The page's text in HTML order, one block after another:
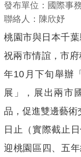
訊
錄
業
務
訊
民
服
發布單位：國際事
聯絡人：陳欣妤
桃園市與日本千
祝兩市情誼，市府
年10月下旬舉辦
展」，展出兩市
品，促進雙邊藝
日止（實際截止
迎桃園區四、五